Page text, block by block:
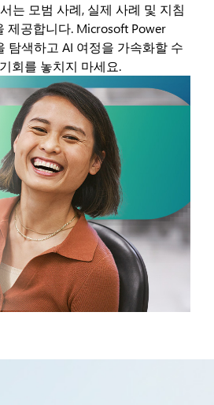
는 모범 사례, 실제 사례 및 지침
제공합니다. Microsoft Power
탐색하고 AI 여정을 가속화할 수
회를 놓치지 마세요.